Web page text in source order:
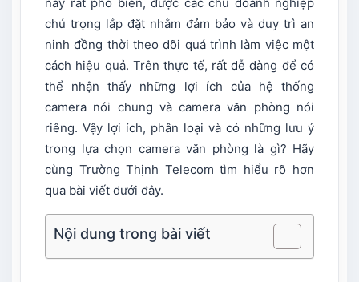
chú trọng lắp đặt nhằm đảm bảo và duy trì an
ninh đồng thời theo dõi quá trình làm việc một
cách hiệu quả. Trên thực tế, rất dễ dàng để có
thể nhận thấy những lợi ích của hệ thống
camera nói chung và camera văn phòng nói
riêng. Vậy lợi ích, phân loại và có những lưu ý
trong lựa chọn camera văn phòng là gì? Hãy
cùng Trường Thịnh Telecom tìm hiểu rõ hơn
qua bài viết dưới đây.
Nội dung trong bài viết